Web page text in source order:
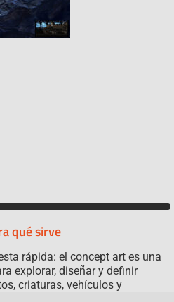
qué sirve
rápida: el concept art es una
explorar, diseñar y definir
criaturas, vehículos y